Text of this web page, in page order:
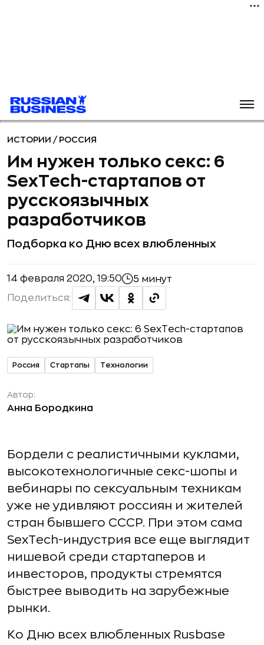
ИСТОРИИ / РОССИЯ
Им нужен только секс: 6
SexTech-стартапов от
русскоязычных
разработчиков
Подборка ко Дню всех влюбленных
14 февраля 2020, 19:50 5 минут
Поделиться:
Россия Стартапы Технологии
Автор:
Анна Бородкина
Бордели с реалистичными куклами,
высокотехнологичные секс-шопы и
вебинары по сексуальным техникам
уже не удивляют россиян и жителей
стран бывшего СССР. При этом сама
SexTech-индустрия все еще выглядит
нишевой среди стартаперов и
инвесторов, продукты стремятся
быстрее выводить на зарубежные
рынки.
Ко Дню всех влюбленных Rusbase